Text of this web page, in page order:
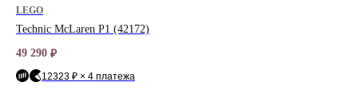
Technic McLaren P1 (42172)
LEGO
49 290 ₽
12323 ₽ × 4 платежа